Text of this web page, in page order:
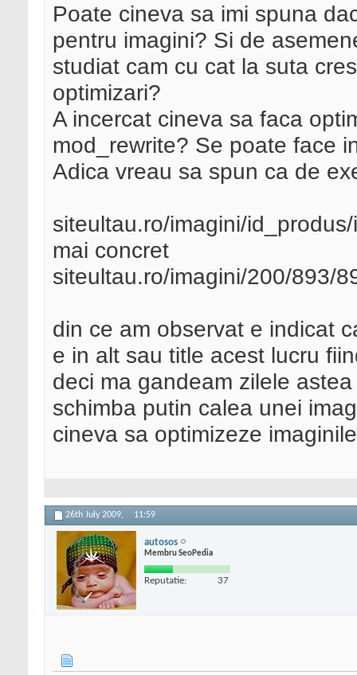
Poate cineva sa imi spuna
pentru imagini? Si de
studiat cam cu cat la suta
optimizari?
A incercat cineva sa faca
mod_rewrite? Se poate face
Adica vreau sa spun ca de
siteultau.ro/imagini/
mai concret
siteultau.ro/imagini/200/893/
din ce am observat e indicat
e in alt sau title acest lucru
deci ma gandeam zilele
schimba putin calea unei
cineva sa optimizeze
26th July 2009, 11:59
autosos
Membru SeoPedia
Reputatie: 37